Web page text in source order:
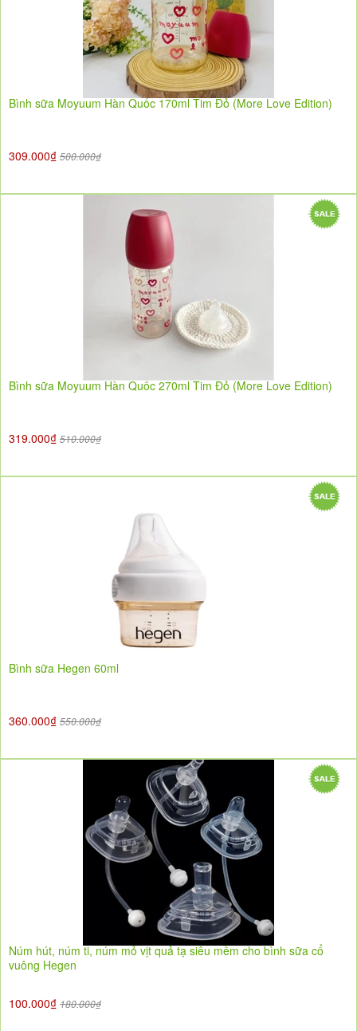
Bình sữa Moyuum Hàn Quốc 170ml Tim Đỏ (More Love Edition)
309.000₫ 500.000₫
Bình sữa Moyuum Hàn Quốc 270ml Tim Đỏ (More Love Edition)
319.000₫ 510.000₫
Bình sữa Hegen 60ml
360.000₫ 550.000₫
Núm hút, núm ti, núm mỏ vịt quả tạ siêu mềm cho bình sữa cổ
vuông Hegen
100.000₫ 180.000₫